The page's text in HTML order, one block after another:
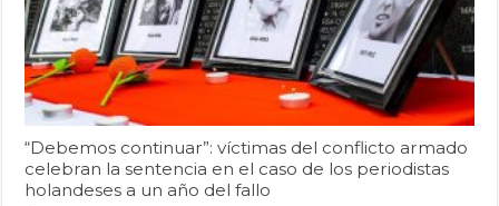
“Debemos continuar”: víctimas del conflicto armado
celebran la sentencia en el caso de los periodistas
holandeses a un año del fallo